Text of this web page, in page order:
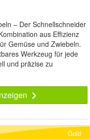
– Der Schnellschneider
aus Effizienz
Gemüse und Zwiebeln.
Werkzeug für jede
und präzise zu
Gold